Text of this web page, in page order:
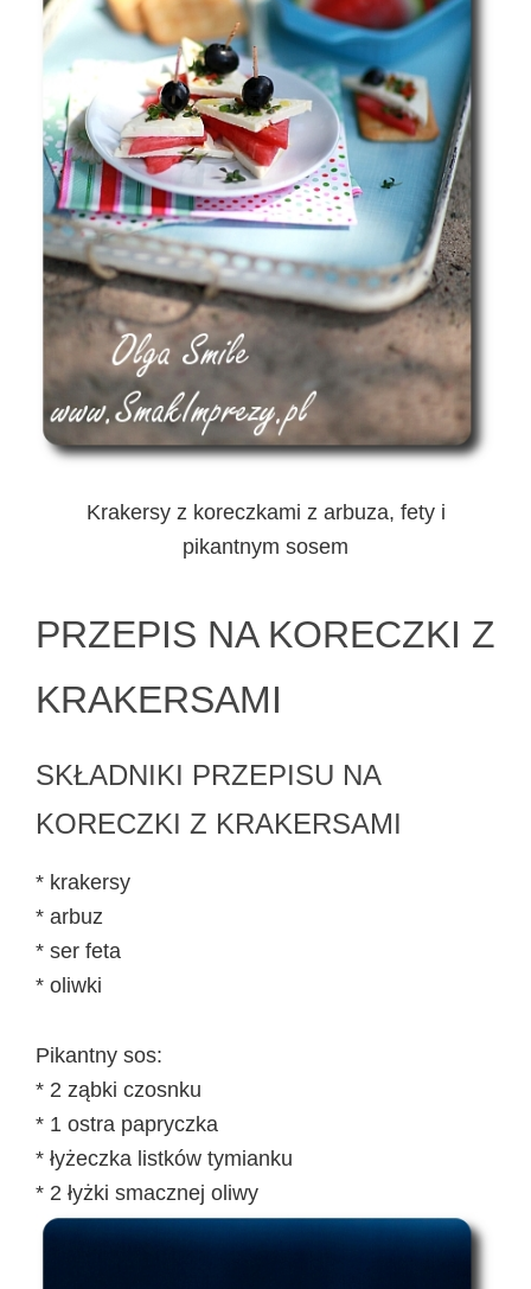
Krakersy z koreczkami z arbuza, fety i
pikantnym sosem
PRZEPIS NA KORECZKI Z
KRAKERSAMI
SKŁADNIKI PRZEPISU NA
KORECZKI Z KRAKERSAMI
* krakersy
* arbuz
* ser feta
* oliwki
Pikantny sos:
* 2 ząbki czosnku
* 1 ostra papryczka
* łyżeczka listków tymianku
* 2 łyżki smacznej oliwy